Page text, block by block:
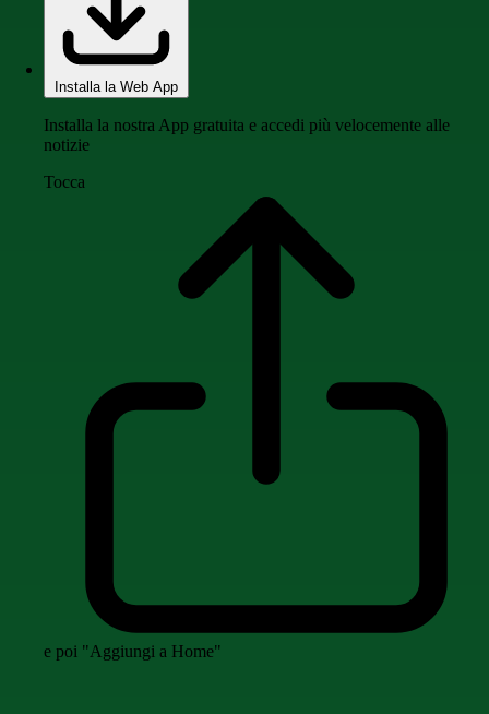
Installa la Web App
Installa la nostra App gratuita e accedi più velocemente alle
notizie
Tocca
e poi "Aggiungi a Home"